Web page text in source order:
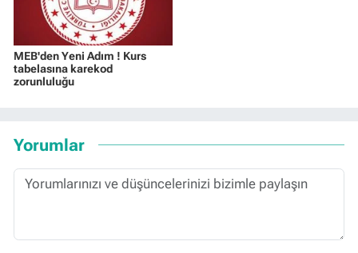
MEB'den Yeni Adım ! Kurs
tabelasına karekod
zorunluluğu
Yorumlar